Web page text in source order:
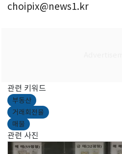
choipix@news1.kr
관련 키워드
부동산
거래회전율
매물
관련 사진